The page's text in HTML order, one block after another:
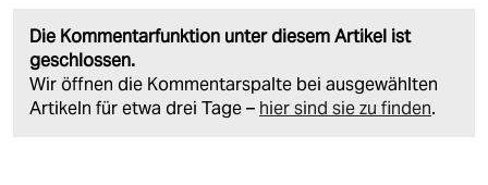
Die Kommentarfunktion unter diesem Artikel ist
geschlossen.
Wir öffnen die Kommentarspalte bei ausgewählten
Artikeln für etwa drei Tage – hier sind sie zu finden.